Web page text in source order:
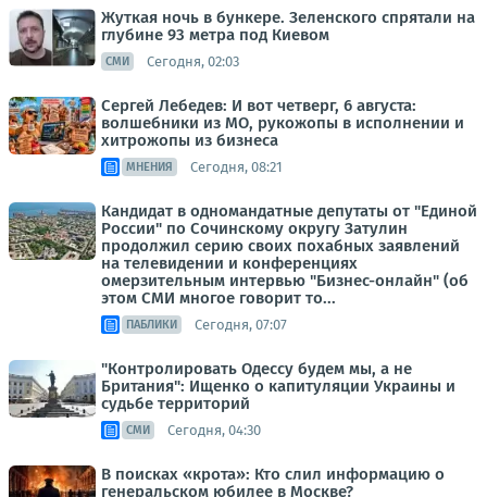
Жуткая ночь в бункере. Зеленского спрятали на
глубине 93 метра под Киевом
СМИ Сегодня, 02:03
Сергей Лебедев: И вот четверг, 6 августа:
волшебники из МО, рукожопы в исполнении и
хитрожопы из бизнеса
МНЕНИЯ Сегодня, 08:21
Кандидат в одномандатные депутаты от "Единой
России" по Сочинскому округу Затулин
продолжил серию своих похабных заявлений
на телевидении и конференциях
омерзительным интервью "Бизнес-онлайн" (об
этом СМИ многое говорит то...
ПАБЛИКИ Сегодня, 07:07
"Контролировать Одессу будем мы, а не
Британия": Ищенко о капитуляции Украины и
судьбе территорий
СМИ Сегодня, 04:30
В поисках «крота»: Кто слил информацию о
генеральском юбилее в Москве?